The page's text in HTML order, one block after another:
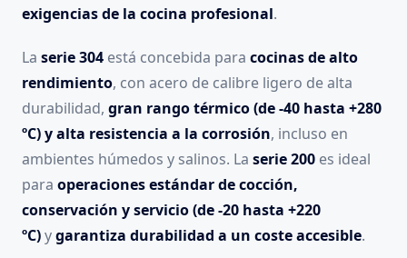
exigencias de la cocina profesional.
La serie 304 está concebida para cocinas de alto
rendimiento, con acero de calibre ligero de alta
durabilidad, gran rango térmico (de -40 hasta +280
ºC) y alta resistencia a la corrosión, incluso en
ambientes húmedos y salinos. La serie 200 es ideal
para operaciones estándar de cocción,
conservación y servicio (de -20 hasta +220
ºC)ygarantiza durabilidad a un coste accesible.